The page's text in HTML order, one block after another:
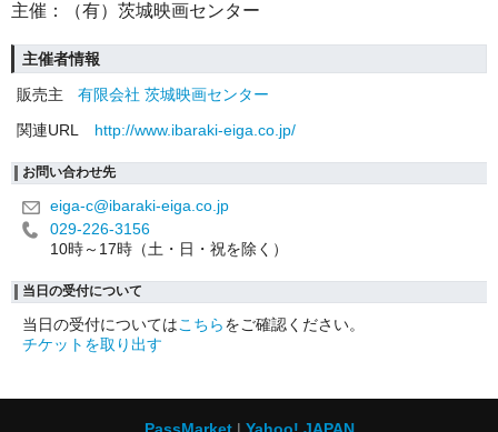
主催：（有）茨城映画センター
主催者情報
販売主
有限会社 茨城映画センター
関連URL
http://www.ibaraki-eiga.co.jp/
お問い合わせ先
eiga-c@ibaraki-eiga.co.jp
029-226-3156
10時～17時（土・日・祝を除く）
当日の受付について
当日の受付についてはこちらをご確認ください。
チケットを取り出す